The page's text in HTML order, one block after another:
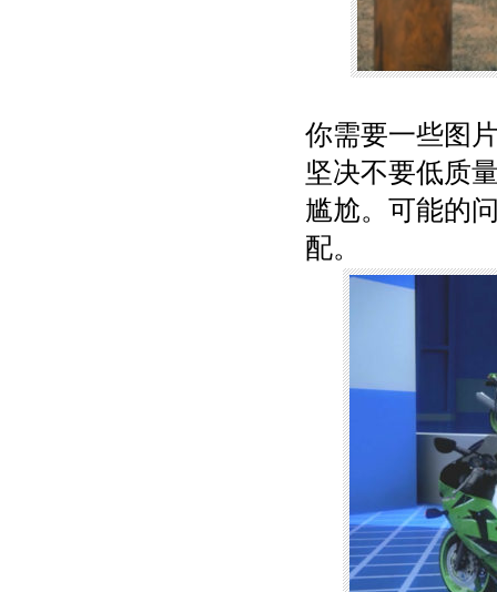
你需要一些图
坚决不要低质
尴尬。可能的
配。